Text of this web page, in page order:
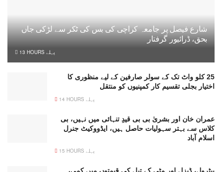
شارع فیصل پر جامعہ کراچی کی بس کی ٹکر سے لڑکی جاں
بحق، ڈرائیور گرفتار
13 HOURS پہلے
25 کلو واٹ تک کے سولر صارفین کے لیے منظوری کا
اختیار بجلی تقسیم کار کمپنیوں کو منتقل
14 HOURS پہلے
عمران خان اور بشریٰ بی بی قیدِ تنہائی میں نہیں، بی
کلاس سے بہتر سہولیات حاصل ہیں، ایڈووکیٹ جنرل
اسلام آباد
15 HOURS پہلے
پیٹرول، ڈیزل اور مٹی کے تیل کی قیمتوں میں کمی،